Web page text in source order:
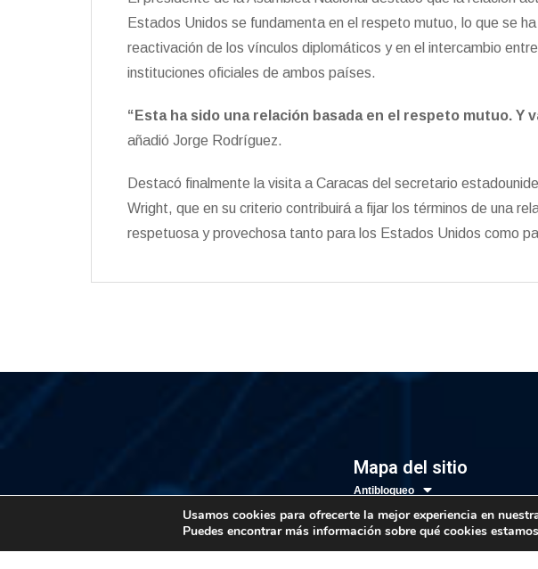
Estados Unidos se fundamenta en el respeto mutuo, lo que se
reactivación de los vínculos diplomáticos y en el intercambio
instituciones oficiales de ambos países.
“Esta ha sido una relación basada en el respeto mutuo. Y
añadió Jorge Rodríguez.
Destacó finalmente la visita a Caracas del secretario
Wright, que en su criterio contribuirá a fijar los términos de una
respetuosa y provechosa tanto para los Estados Unidos como
Mapa del sitio
Antibloqueo
Estadísticas
Cronologías
Biblioteca
Usamos cookies para ofrecerte la mejor experiencia en
Puedes encontrar más información sobre qué cookies